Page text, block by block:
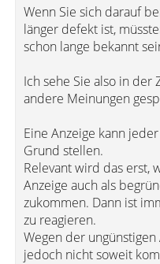
Wenn Sie sich darauf
länger defekt ist,
schon lange bekannt
Ich sehe Sie also in der
andere Meinungen
Eine Anzeige kann
Grund stellen.
Relevant wird das erst,
Anzeige auch als
zukommen. Dann ist
zu reagieren.
Wegen der
jedoch nicht soweit